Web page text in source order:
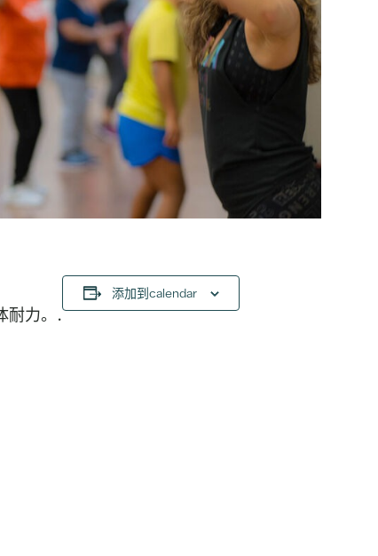
耐力。.
添加到calendar